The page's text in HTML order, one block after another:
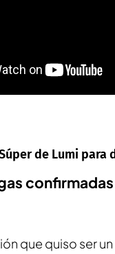
de Lumi para
que quiso ser